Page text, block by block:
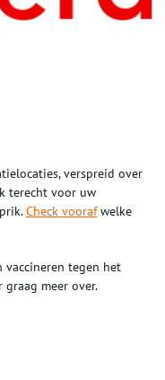
verspreid over
terecht voor uw
Check voorafwelke
vaccineren tegen het
graag meer over.